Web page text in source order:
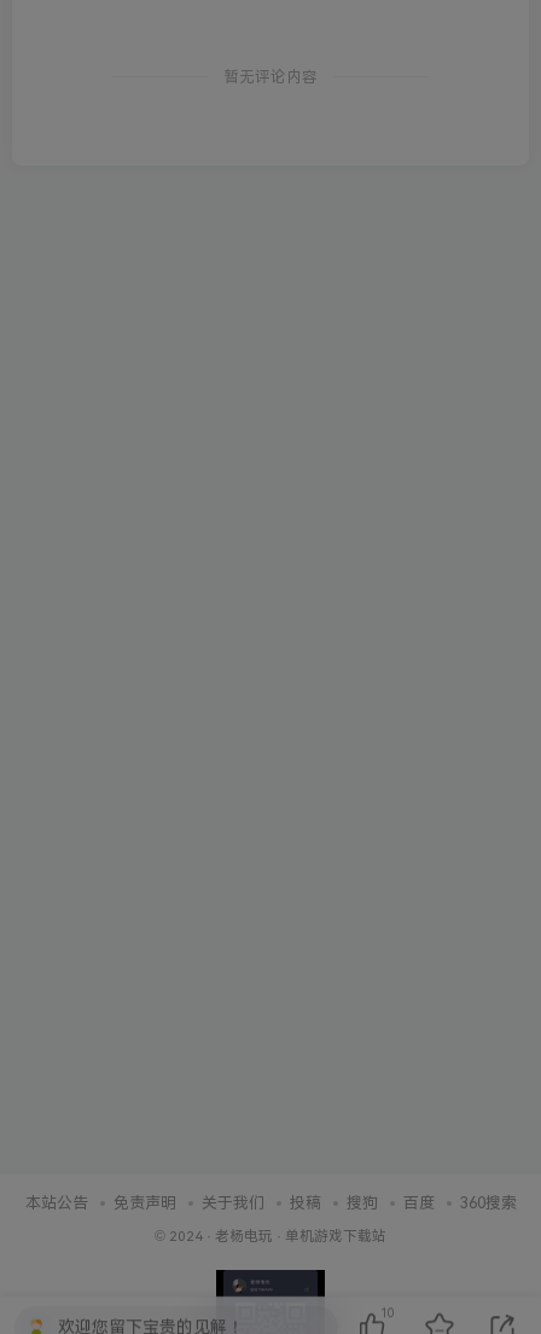
暂无评论内容
本站公告 免责声明 关于我们 投稿 搜狗 百度 360搜索
© 2024 · 老杨电玩 · 单机游戏下载站
欢迎您留下宝贵的见解！
10